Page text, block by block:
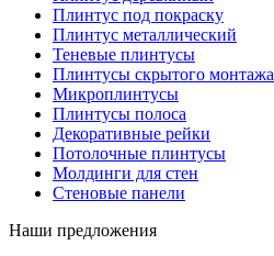
Плинтус под покраску
Плинтус металлический
Теневые плинтусы
Плинтусы скрытого монтажа
Микроплинтусы
Плинтусы полоса
Декоративные рейки
Потолочные плинтусы
Молдинги для стен
Стеновые панели
Наши предложения